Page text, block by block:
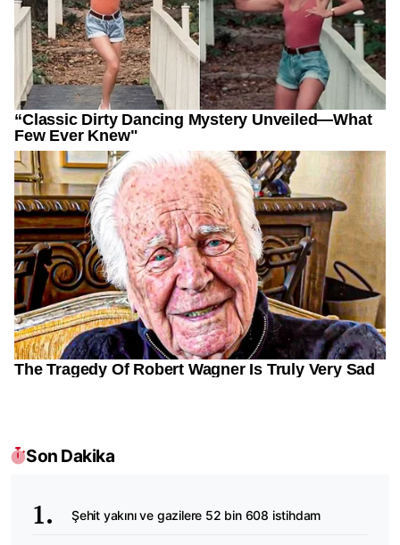
Son Dakika
Şehit yakını ve gazilere 52 bin 608 istihdam